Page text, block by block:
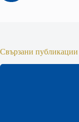
Свързани публикации